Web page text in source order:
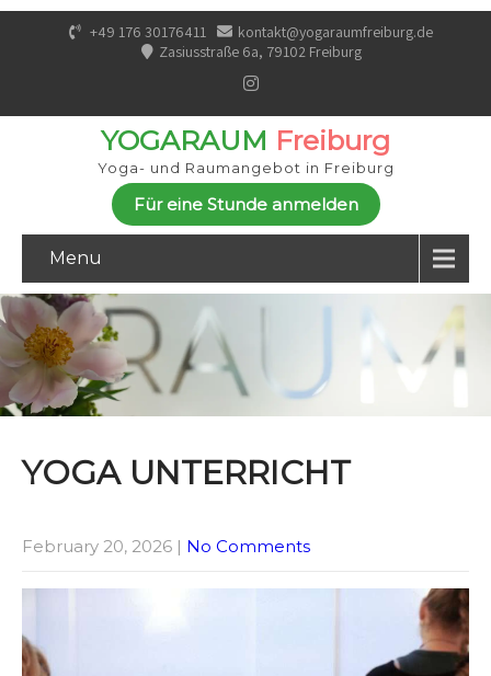
+49 176 30176411
kontakt@yogaraumfreiburg.de
Zasiusstraße 6a, 79102 Freiburg
YOGARAUM Freiburg
Yoga- und Raumangebot in Freiburg
Für eine Stunde anmelden
Menu
YOGA UNTERRICHT
February 20, 2026 | No Comments